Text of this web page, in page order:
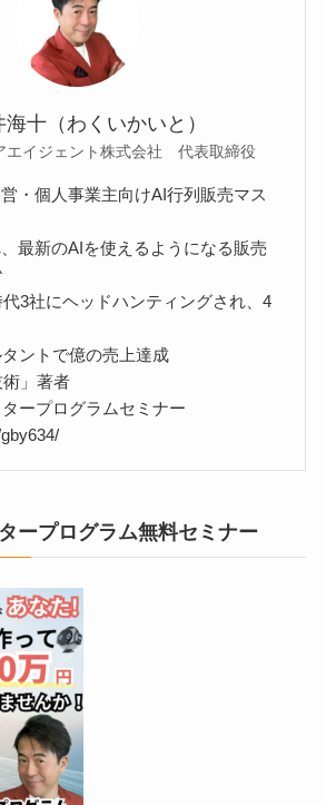
十（わくいかいと）
エイジェント株式会社 代表取締役
・個人事業主向けAI行列販売マス
最新のAIを使えるようになる販売
3社にヘッドハンティングされ、4
ントで億の売上達成
」著者
ープログラムセミナー
ープログラム無料セミナー